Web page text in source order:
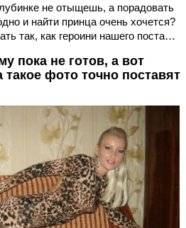
не отыщешь, а порадовать
и найти принца очень хочется?
так, как героини нашего поста…
пока не готов, а вот
такое фото точно поставят